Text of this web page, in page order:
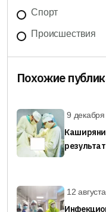
Спорт
Происшествия
Похожие
9
12